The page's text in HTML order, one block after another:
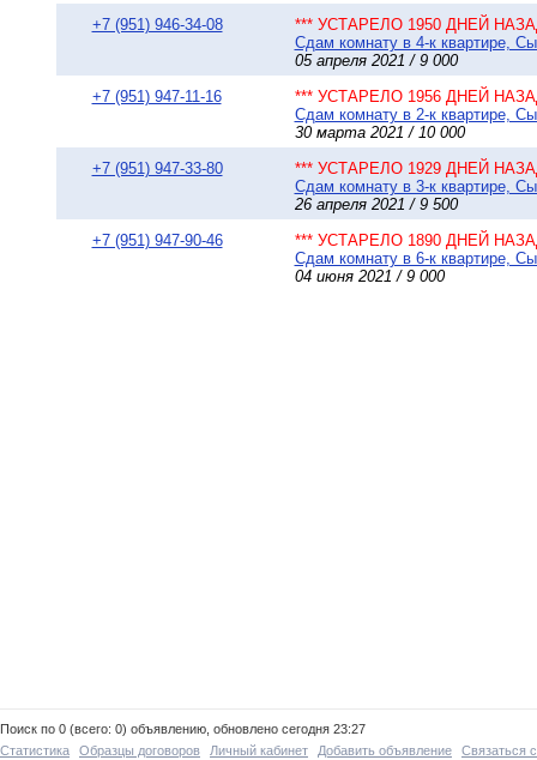
+7 (951) 946-34-08
*** УСТАРЕЛО 1950 ДНЕЙ
Сдам комнату в 4-к квартире,
05 апреля 2021 / 9 000
+7 (951) 947-11-16
*** УСТАРЕЛО 1956 ДНЕЙ
Сдам комнату в 2-к квартире,
30 марта 2021 / 10 000
+7 (951) 947-33-80
*** УСТАРЕЛО 1929 ДНЕЙ
Сдам комнату в 3-к квартире,
26 апреля 2021 / 9 500
+7 (951) 947-90-46
*** УСТАРЕЛО 1890 ДНЕЙ
Сдам комнату в 6-к квартире,
04 июня 2021 / 9 000
Поиск по 0 (всего: 0) объявлению, обновлено сегодня 23:27
Статистика
Образцы договоров Личный кабинет Добавить объявление Связаться